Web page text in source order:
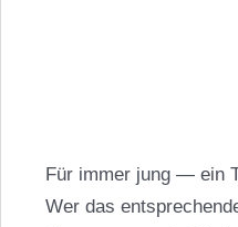
Für immer jung — ein
Wer das